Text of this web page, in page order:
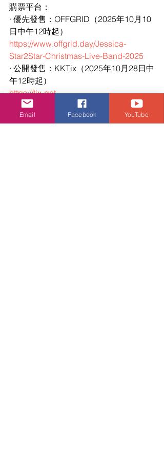
購票平台：
· 優先發售：OFFGRID（2025年10月10
日中午12時起）
https://www.offgrid.day/Jessica-
Star2Star-Christmas-Live-Band-2025
· 公開發售：KKTix（2025年10月28日中
午12時起）
https://tix-get-
go.kktix.cc/events/jessicastar2starachri
stmasspecial2025
Email Facebook YouTube